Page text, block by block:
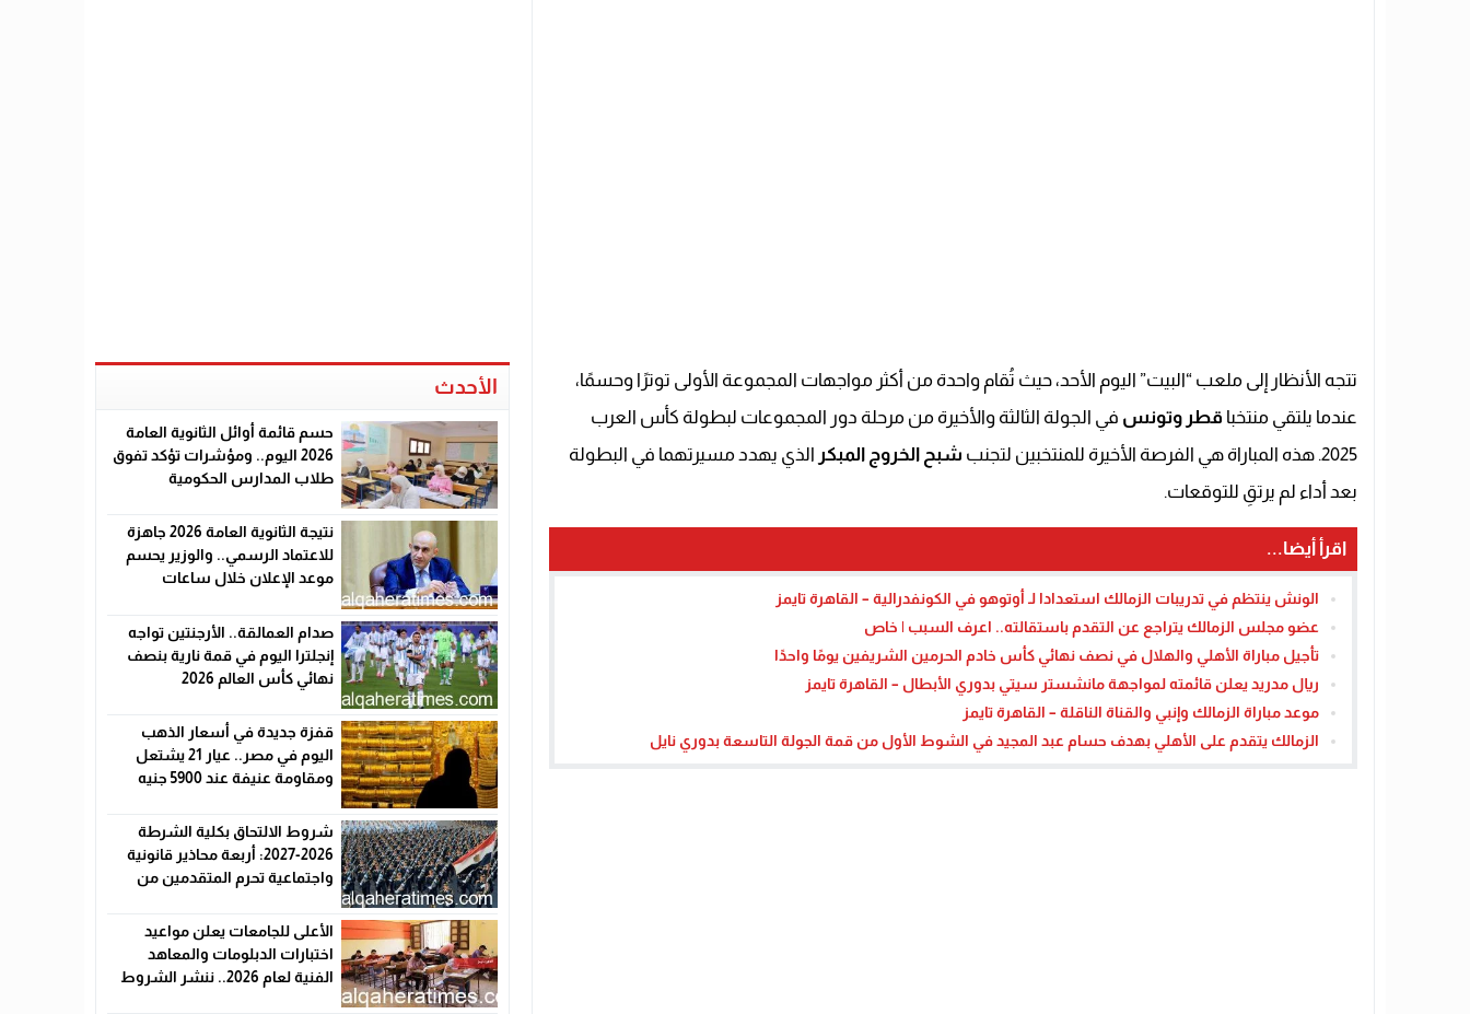
تتجه الأنظار إلى ملعب “البيت” اليوم الأحد، حيث تُقام واحدة من أكثر مواجهات المجموعة الأولى توترًا وحسمًا،
عندما يلتقي منتخبا قطر وتونس في الجولة الثالثة والأخيرة من مرحلة دور المجموعات لبطولة كأس العرب
2025. هذه المباراة هي الفرصة الأخيرة للمنتخبين لتجنب
شبح الخروج المبكر الذي يهدد مسيرتهما في البطولة
بعد أداء لم يرتقِ للتوقعات.
اقرأ أيضا...
الونش ينتظم في تدريبات الزمالك استعدادا لـ أوتوهو في الكونفدرالية – القاهرة تايمز
عضو مجلس الزمالك يتراجع عن التقدم باستقالته.. اعرف السبب | خاص
تأجيل مباراة الأهلي والهلال في نصف نهائي كأس خادم الحرمين الشريفين يومًا واحدًا
ريال مدريد يعلن قائمته لمواجهة مانشستر سيتي بدوري الأبطال – القاهرة تايمز
موعد مباراة الزمالك وإنبي والقناة الناقلة – القاهرة تايمز
الزمالك يتقدم على الأهلي بهدف حسام عبد المجيد في الشوط الأول من قمة الجولة التاسعة بدوري نايل
الأحدث
حسم قائمة أوائل الثانوية العامة
2026 اليوم.. ومؤشرات تؤكد تفوق
طلاب المدارس الحكومية
نتيجة الثانوية العامة 2026 جاهزة
للاعتماد الرسمي.. والوزير يحسم
موعد الإعلان خلال ساعات
صدام العمالقة.. الأرجنتين تواجه
إنجلترا اليوم في قمة نارية بنصف
نهائي كأس العالم 2026
قفزة جديدة في أسعار الذهب
اليوم في مصر.. عيار 21 يشتعل
ومقاومة عنيفة عند 5900 جنيه
شروط الالتحاق بكلية الشرطة
2026-2027: أربعة محاذير قانونية
واجتماعية تحرم المتقدمين من
الأعلى للجامعات يعلن مواعيد
اختبارات الدبلومات والمعاهد
الفنية لعام 2026.. ننشر الشروط